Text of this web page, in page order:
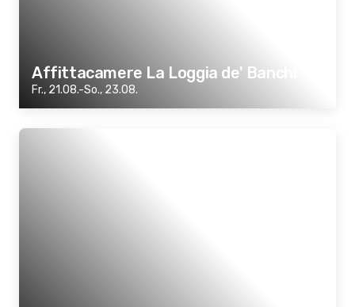
Affittacamere La Loggia de' Banchi
Fr., 21.08.-So., 23.08.